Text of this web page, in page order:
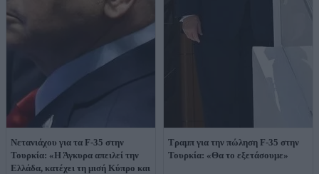
Νετανιάχου για τα F-35 στην
Τουρκία: «Η Άγκυρα απειλεί την
Ελλάδα, κατέχει τη μισή Κύπρο και
Τραμπ για την πώληση F-35 στην
Τουρκία: «Θα το εξετάσουμε»